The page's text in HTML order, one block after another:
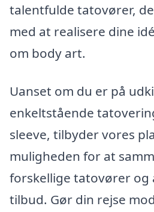
talentfulde tatovører,
med at realisere dine
om body art.
Uanset om du er på
enkeltstående
sleeve, tilbyder vores
muligheden for at
forskellige tatovører og
tilbud. Gør din rejse